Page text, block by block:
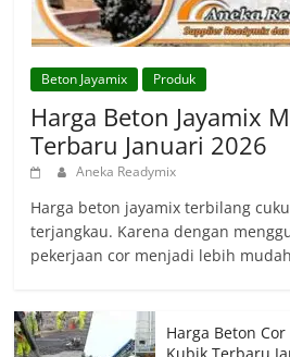
Beton Jayamix Produk
Harga Beton Jayamix
Terbaru Januari 2026
Aneka Readymix
Harga beton jayamix terbilang
terjangkau. Karena dengan
pekerjaan cor menjadi lebih
Harga Beton